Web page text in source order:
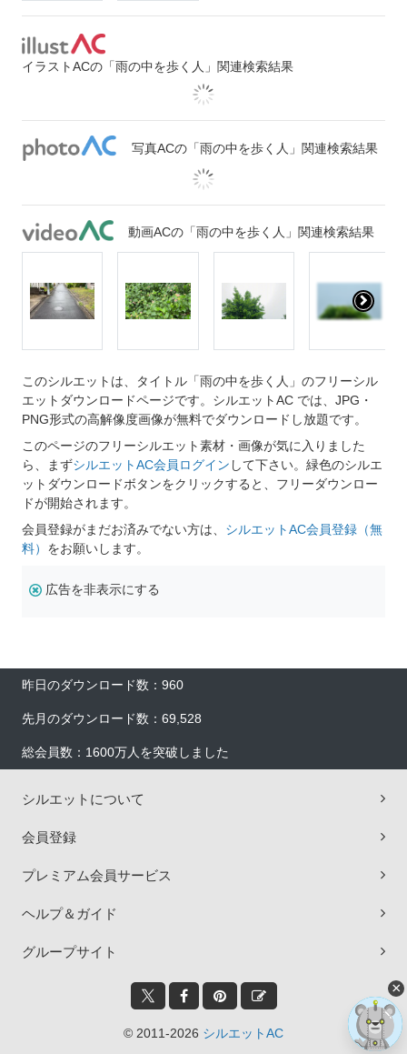
イラストACの「雨の中を歩く人」関連検索結果
写真ACの「雨の中を歩く人」関連検索結果
動画ACの「雨の中を歩く人」関連検索結果
このシルエットは、タイトル「雨の中を歩く人」のフリーシル
エットダウンロードページです。シルエットAC では、JPG・
PNG形式の高解像度画像が無料でダウンロードし放題です。
このページのフリーシルエット素材・画像が気に入りました
ら、まずシルエットAC会員ログイン して下さい。緑色のシルエ
ットダウンロードボタンをクリックすると、フリーダウンロー
ドが開始されます。
会員登録がまだお済みでない方は、 シルエットAC会員登録（無
料） をお願いします。
広告を非表示にする
昨日のダウンロード数：960
先月のダウンロード数：69,528
総会員数：1600万人を突破しました
シルエットについて
会員登録
プレミアム会員サービス
ヘルプ＆ガイド
グループサイト
© 2011-2026 シルエットAC
×